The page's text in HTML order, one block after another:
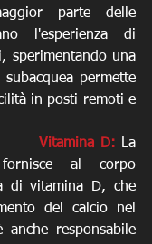
parte delle
l'esperienza di
sperimentando una
permette
in posti remoti e
Vitamina D: La
al corpo
di vitamina D, che
del calcio nel
responsabile